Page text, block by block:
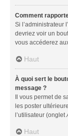
Comment
Si l’administrateur
devriez voir un
vous accéderez
Haut
À quoi sert le
message ?
Il vous permet de
les poster
l’utilisateur (onglet
Haut